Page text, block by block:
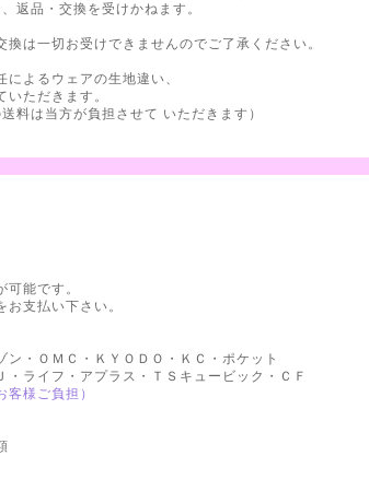
品・交換を受けかねます。
は一切お受けできませんのでご了承ください。
よるウェアの生地違い、
ただきます。
は当方が負担させて いただきます）
能です。
支払い下さい。
ＭＣ・ＫＹＯＤＯ・ＫＣ・ポケット
・アプラス・ＴＳキュービック・ＣＦ
様ご負担）